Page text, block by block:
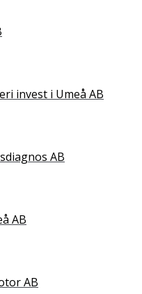
invest i Umeå AB
AB
AB
AB